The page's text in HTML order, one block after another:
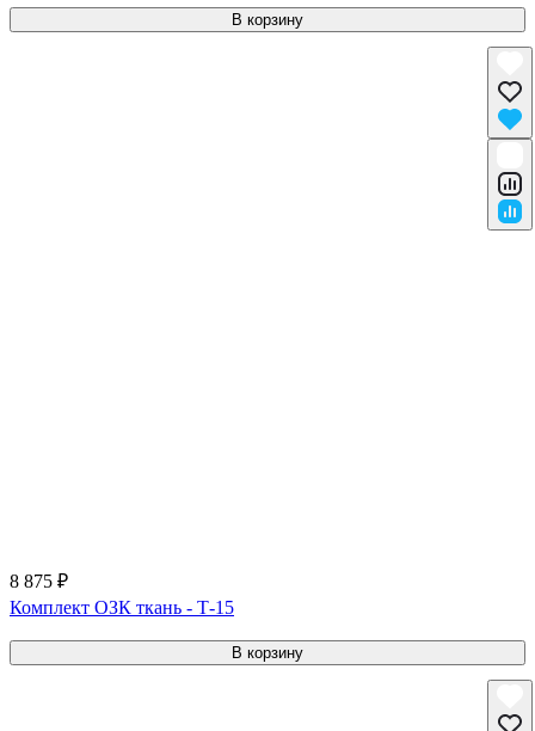
В корзину
8 875 ₽
Комплект ОЗК ткань - Т-15
В корзину